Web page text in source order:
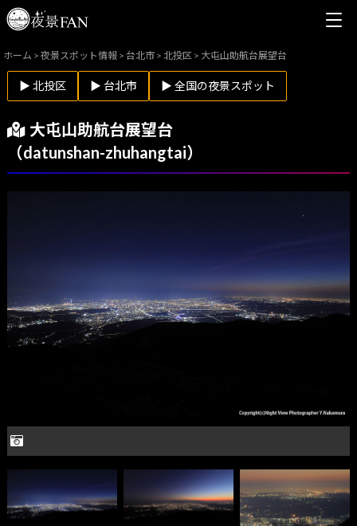
ホーム >夜景スポット情報 >台北市 > 北投区 > 大屯山助航台展望台
▶ 北投区 ▶ 台北市 ▶ 全国の夜景スポット
大屯山助航台展望台
（datunshan-zhuhangtai）